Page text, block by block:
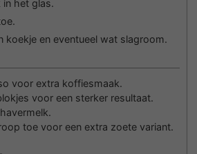
in het glas.
koekje en eventueel wat slagroom.
voor extra koffiesmaak.
voor een sterker resultaat.
toe voor een extra zoete variant.